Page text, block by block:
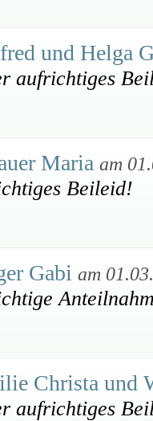
und Helga
aufrichtiges
Maria am
Beileid!
Gabi am
Christa und
aufrichtiges